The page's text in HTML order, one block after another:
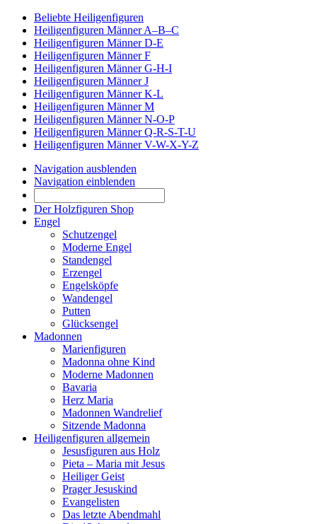
Beliebte Heiligenfiguren
Heiligenfiguren Männer A–B–C
Heiligenfiguren Männer D-E
Heiligenfiguren Männer F
Heiligenfiguren Männer G-H-I
Heiligenfiguren Männer J
Heiligenfiguren Männer K-L
Heiligenfiguren Männer M
Heiligenfiguren Männer N-O-P
Heiligenfiguren Männer Q-R-S-T-U
Heiligenfiguren Männer V-W-X-Y-Z
Navigation ausblenden
Navigation einblenden
Der Holzfiguren Shop
Engel
Schutzengel
Moderne Engel
Standengel
Erzengel
Engelsköpfe
Wandengel
Putten
Glücksengel
Madonnen
Marienfiguren
Madonna ohne Kind
Moderne Madonnen
Bavaria
Herz Maria
Madonnen Wandrelief
Sitzende Madonna
Heiligenfiguren allgemein
Jesusfiguren aus Holz
Pieta – Maria mit Jesus
Heiliger Geist
Prager Jesuskind
Evangelisten
Das letzte Abendmahl